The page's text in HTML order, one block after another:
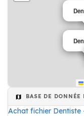
BASE DE
Achat fichier Dentiste